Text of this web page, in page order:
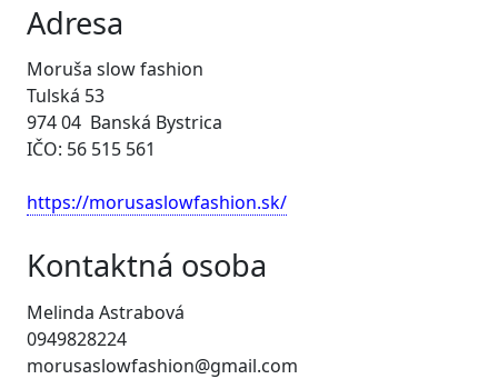
Adresa
Moruša slow fashion
Tulská 53
974 04 Banská Bystrica
IČO: 56 515 561
https://morusaslowfashion.sk/
Kontaktná osoba
Melinda Astrabová
0949828224
morusaslowfashion@gmail.com